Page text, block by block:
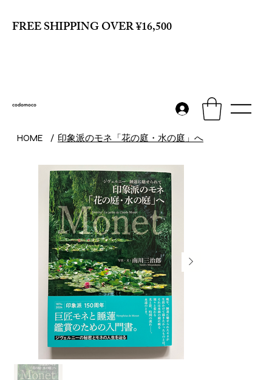
FREE SHIPPING OVER ¥16,500
codomoco
HOME / 印象派のモネ「花の庭・水の庭」へ